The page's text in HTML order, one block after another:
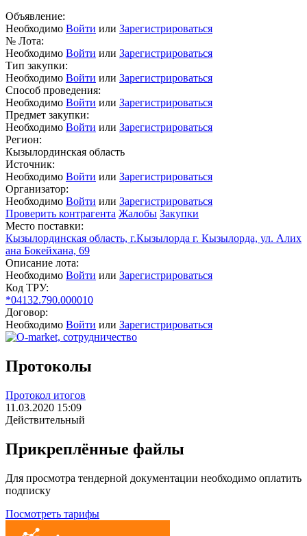
Объявление:
Необходимо Войти или Зарегистрироваться
№ Лота:
Необходимо Войти или Зарегистрироваться
Тип закупки:
Необходимо Войти или Зарегистрироваться
Способ проведения:
Необходимо Войти или Зарегистрироваться
Предмет закупки:
Необходимо Войти или Зарегистрироваться
Регион:
Кызылординская область
Источник:
Необходимо Войти или Зарегистрироваться
Организатор:
Необходимо Войти или Зарегистрироваться
Проверить контрагента Жалобы Закупки
Место поставки:
Кызылординская область, г.Кызылорда г. Кызылорда, ул. Алих
ана Бокейхана, 69
Описание лота:
Необходимо Войти или Зарегистрироваться
Код ТРУ:
*04132.790.000010
Договор:
Необходимо Войти или Зарегистрироваться
Протоколы
Протокол итогов
11.03.2020 15:09
Действительный
Прикреплённые файлы
Для просмотра тендерной документации необходимо оплатить
подписку
Посмотреть тарифы